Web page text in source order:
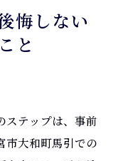
悔しない
と
ステップは、事前
市大和町馬引での